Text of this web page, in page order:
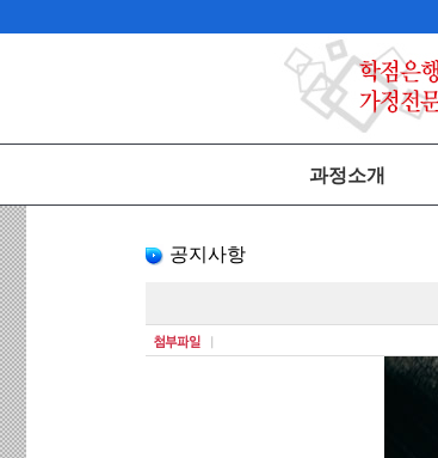
과정소개
공지사항